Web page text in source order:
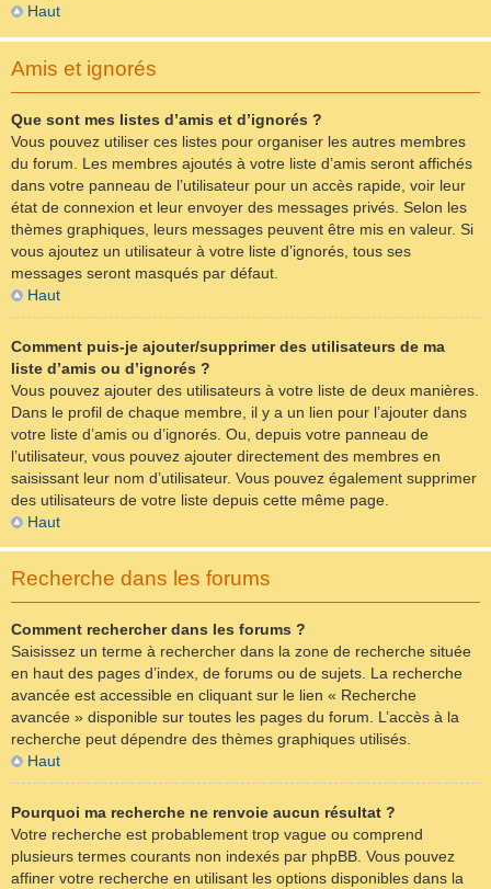
Haut
Amis et ignorés
Que sont mes listes d’amis et d’ignorés ?
Vous pouvez utiliser ces listes pour organiser les autres membres
du forum. Les membres ajoutés à votre liste d’amis seront affichés
dans votre panneau de l’utilisateur pour un accès rapide, voir leur
état de connexion et leur envoyer des messages privés. Selon les
thèmes graphiques, leurs messages peuvent être mis en valeur. Si
vous ajoutez un utilisateur à votre liste d’ignorés, tous ses
messages seront masqués par défaut.
Haut
Comment puis-je ajouter/supprimer des utilisateurs de ma
liste d’amis ou d’ignorés ?
Vous pouvez ajouter des utilisateurs à votre liste de deux manières.
Dans le profil de chaque membre, il y a un lien pour l’ajouter dans
votre liste d’amis ou d’ignorés. Ou, depuis votre panneau de
l’utilisateur, vous pouvez ajouter directement des membres en
saisissant leur nom d’utilisateur. Vous pouvez également supprimer
des utilisateurs de votre liste depuis cette même page.
Haut
Recherche dans les forums
Comment rechercher dans les forums ?
Saisissez un terme à rechercher dans la zone de recherche située
en haut des pages d’index, de forums ou de sujets. La recherche
avancée est accessible en cliquant sur le lien « Recherche
avancée » disponible sur toutes les pages du forum. L’accès à la
recherche peut dépendre des thèmes graphiques utilisés.
Haut
Pourquoi ma recherche ne renvoie aucun résultat ?
Votre recherche est probablement trop vague ou comprend
plusieurs termes courants non indexés par phpBB. Vous pouvez
affiner votre recherche en utilisant les options disponibles dans la